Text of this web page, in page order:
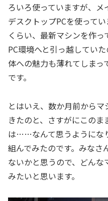
ろいろ使っていますが、
デスクトップPCを使って
くらい、最新マシンを作
PC環境へと引っ越してい
体への魅力も薄れてしま
です。
とはいえ、数か月前から
きたのと、さすがにこの
は……なんて思うようにな
組んでみたのです。みなさ
ないかと思うので、どん
みたいと思います。